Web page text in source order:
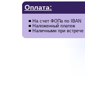
Оплата:
■ На счет ФОПа по IBAN
■ Наложенный платеж
■ Наличными при встрече